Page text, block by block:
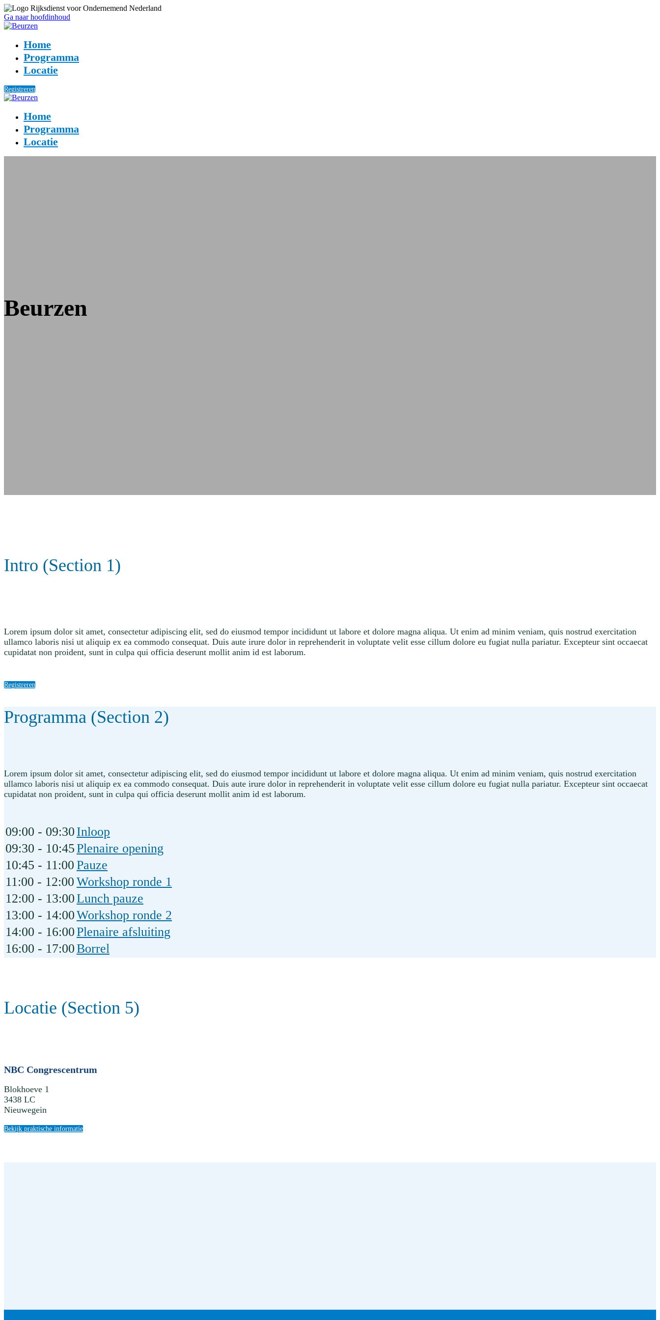
Ga naar hoofdinhoud
Home
Programma
Locatie
Registreren
Home
Programma
Locatie
Beurzen
Intro (Section 1)
Lorem ipsum dolor sit amet, consectetur adipiscing elit, sed do eiusmod tempor incididunt ut labore et dolore magna aliqua. Ut enim ad minim veniam, quis nostrud exercitation
ullamco laboris nisi ut aliquip ex ea commodo consequat. Duis aute irure dolor in reprehenderit in voluptate velit esse cillum dolore eu fugiat nulla pariatur. Excepteur sint occaecat
cupidatat non proident, sunt in culpa qui officia deserunt mollit anim id est laborum.
Registreren
Programma (Section 2)
Lorem ipsum dolor sit amet, consectetur adipiscing elit, sed do eiusmod tempor incididunt ut labore et dolore magna aliqua. Ut enim ad minim veniam, quis nostrud exercitation
ullamco laboris nisi ut aliquip ex ea commodo consequat. Duis aute irure dolor in reprehenderit in voluptate velit esse cillum dolore eu fugiat nulla pariatur. Excepteur sint occaecat
cupidatat non proident, sunt in culpa qui officia deserunt mollit anim id est laborum.
09:00 - 09:30 Inloop
09:30 - 10:45Plenaire opening
10:45 - 11:00 Pauze
11:00 - 12:00 Workshop ronde 1
12:00 - 13:00Lunch pauze
13:00 - 14:00Workshop ronde 2
14:00 - 16:00Plenaire afsluiting
16:00 - 17:00Borrel
Locatie (Section 5)
NBC Congrescentrum
Blokhoeve 1
3438 LC
Nieuwegein
Bekijk praktische informatie